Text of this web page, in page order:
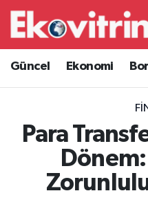
Güncel Ekonomi
Para
Güncel
Ekonomi
Borsa Haberleri
İş Dünyası
Lojistik
Hava Durumu
Trafik Durumu
Süper Lig Puan
Tüm Manşetler
Son Dakika